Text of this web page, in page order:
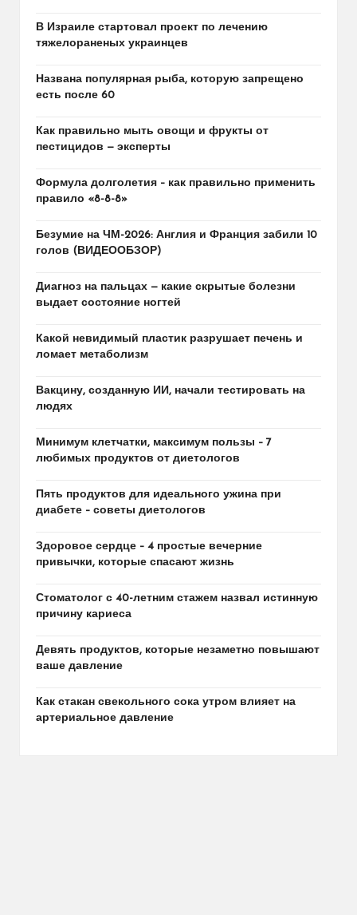
В Израиле стартовал проект по лечению
тяжелораненых украинцев
Названа популярная рыба, которую запрещено
есть после 60
Как правильно мыть овощи и фрукты от
пестицидов — эксперты
Формула долголетия – как правильно применить
правило «8-8-8»
Безумие на ЧМ-2026: Англия и Франция забили 10
голов (ВИДЕООБЗОР)
Диагноз на пальцах — какие скрытые болезни
выдает состояние ногтей
Какой невидимый пластик разрушает печень и
ломает метаболизм
Вакцину, созданную ИИ, начали тестировать на
людях
Минимум клетчатки, максимум пользы – 7
любимых продуктов от диетологов
Пять продуктов для идеального ужина при
диабете – советы диетологов
Здоровое сердце – 4 простые вечерние
привычки, которые спасают жизнь
Стоматолог с 40-летним стажем назвал истинную
причину кариеса
Девять продуктов, которые незаметно повышают
ваше давление
Как стакан свекольного сока утром влияет на
артериальное давление